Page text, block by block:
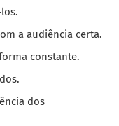
a audiência certa.
constante.
dos